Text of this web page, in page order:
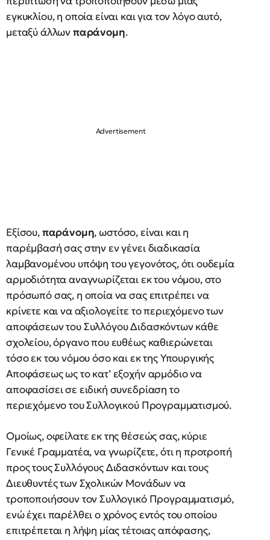
εγκυκλίου, η οποία είναι και για τον λόγο αυτό,
μεταξύ άλλωνπαράνομη.
Εξίσου,παράνομη, ωστόσο, είναι και η
παρέμβασή σας στην εν γένει διαδικασία
λαμβανομένου υπόψη του γεγονότος, ότι ουδεμία
αρμοδιότητα αναγνωρίζεται εκ του νόμου, στο
πρόσωπό σας, η οποία να σας επιτρέπει να
κρίνετε και να αξιολογείτε το περιεχόμενο των
αποφάσεων του Συλλόγου Διδασκόντων κάθε
σχολείου, όργανο που ευθέως καθιερώνεται
τόσο εκ του νόμου όσο και εκ της Υπουργικής
Αποφάσεως ως το κατ’ εξοχήν αρμόδιο να
αποφασίσει σε ειδική συνεδρίαση το
περιεχόμενο του Συλλογικού Προγραμματισμού.
Ομοίως, οφείλατε εκ της θέσεώς σας, κύριε
Γενικέ Γραμματέα, να γνωρίζετε, ότι η προτροπή
προς τους Συλλόγους Διδασκόντων και τους
Διευθυντές των Σχολικών Μονάδων να
τροποποιήσουν τον Συλλογικό Προγραμματισμό,
ενώ έχει παρέλθει ο χρόνος εντός του οποίου
επιτρέπεται η λήψη μίας τέτοιας απόφασης,